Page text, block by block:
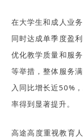
在大学生和成人业
同时达成单季度盈
优化教学质量和服
等举措，整体服务
入同比增长近50%
率得到显著提升。
高途高度重视教育